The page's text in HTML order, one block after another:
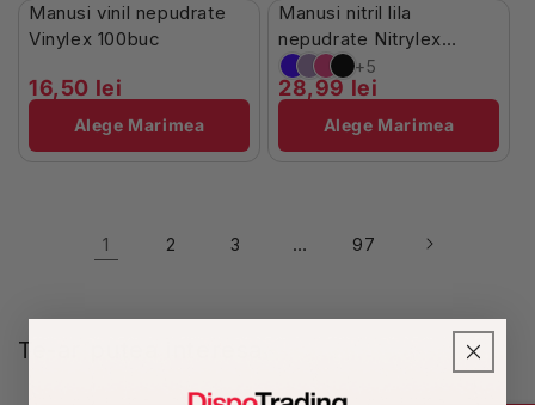
Manusi vinil nepudrate
Vinylex 100buc
16,50 lei
Alege Marimea
Manusi nitril lila
nepudrate Nitrylex
100buc
+5
28,99 lei
Alege Marimea
1 2 3 … 97
Te-ar putea interesa